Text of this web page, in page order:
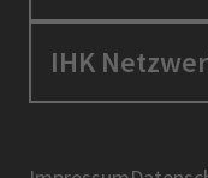
Berufszugang
Über uns
Positionen
Presse
IHK